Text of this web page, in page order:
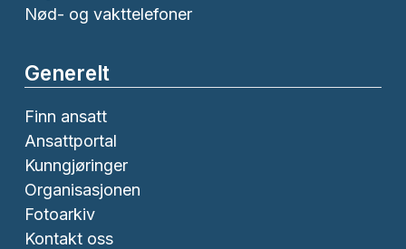
Nød- og vakttelefoner
Generelt
Finn ansatt
Ansattportal
Kunngjøringer
Organisasjonen
Fotoarkiv
Kontakt oss